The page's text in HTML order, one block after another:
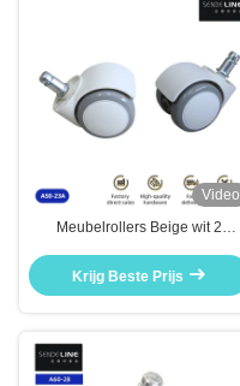
Video
Meubelrollers Beige wit 2
kantoorstoel Mute rollers
universele wiel
Krijg Beste Prijs